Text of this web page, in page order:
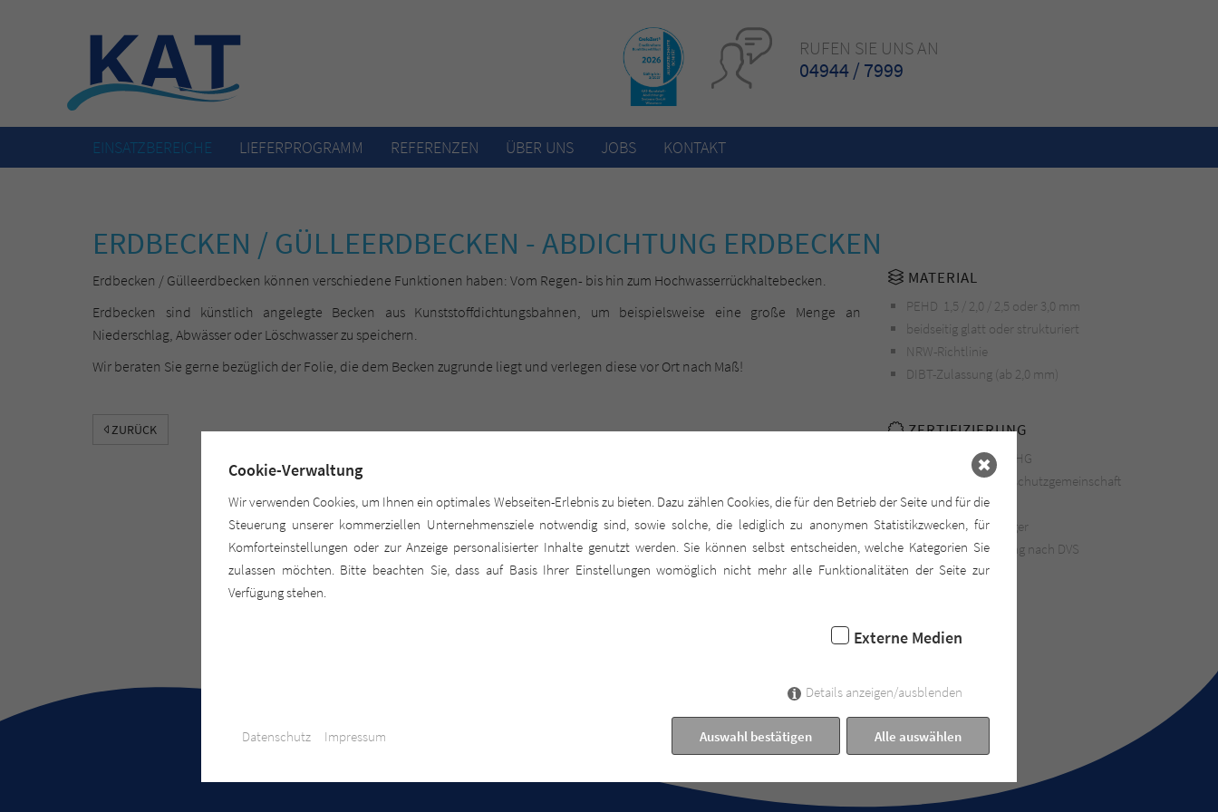
RUFEN SIE UNS AN
04944 / 7999
EINSATZBEREICHE LIEFERPROGRAMM REFERENZEN ÜBER UNS JOBS KONTAKT
ERDBECKEN / GÜLLEERDBECKEN - ABDICHTUNG ERDBECKEN
Erdbecken / Gülleerdbecken können verschiedene Funktionen haben: Vom Regen- bis hin zum Hochwasserrückhaltebecken.
Erdbecken sind künstlich angelegte Becken aus Kunststoffdichtungsbahnen, um beispielsweise eine große Menge an
Niederschlag, Abwässer oder Löschwasser zu speichern.
Wir beraten Sie gerne bezüglich der Folie, die dem Becken zugrunde liegt und verlegen diese vor Ort nach Maß!
ZURÜCK
MATERIAL
PEHD 1,5 / 2,0 / 2,5 oder 3,0 mm
beidseitig glatt oder strukturiert
NRW-Richtlinie
DIBT-Zulassung (ab 2,0 mm)
ZERTIFIZIERUNG
Fachbetrieb nach WHG
Mitglied in der Güteschutzgemeinschaft
AGAS e.V.
Schweißer mit gültiger
Schweißberechtigung nach DVS
Cookie-Verwaltung
Wir verwenden Cookies, um Ihnen ein optimales Webseiten-Erlebnis zu bieten. Dazu zählen Cookies, die für den Betrieb der Seite und für die
Steuerung unserer kommerziellen Unternehmensziele notwendig sind, sowie solche, die lediglich zu anonymen Statistikzwecken, für
Komforteinstellungen oder zur Anzeige personalisierter Inhalte genutzt werden. Sie können selbst entscheiden, welche Kategorien Sie
zulassen möchten. Bitte beachten Sie, dass auf Basis Ihrer Einstellungen womöglich nicht mehr alle Funktionalitäten der Seite zur
Verfügung stehen.
Externe Medien
Details anzeigen/ausblenden
Auswahl bestätigen Alle auswählen
Datenschutz Impressum